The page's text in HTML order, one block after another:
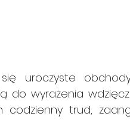
uroczyste
do wyrażenia
codzienny trud,